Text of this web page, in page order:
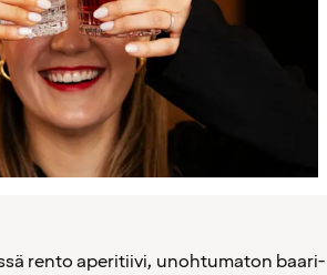
rento aperitiivi, unohtumaton baari-